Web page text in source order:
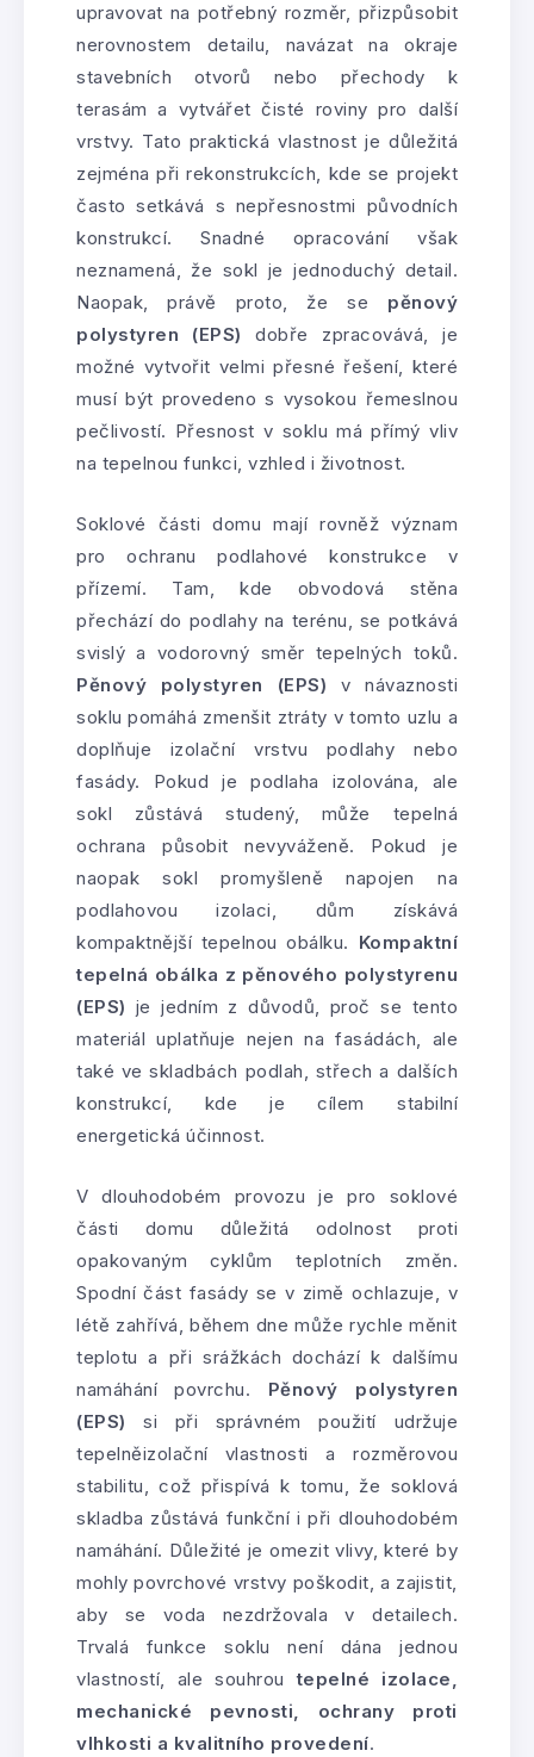
upravovat na potřebný rozměr, přizpůsobit
nerovnostem detailu, navázat na okraje
stavebních otvorů nebo přechody k
terasám a vytvářet čisté roviny pro další
vrstvy. Tato praktická vlastnost je důležitá
zejména při rekonstrukcích, kde se projekt
často setkává s nepřesnostmi původních
konstrukcí. Snadné opracování však
neznamená, že sokl je jednoduchý detail.
Naopak, právě proto, že se pěnový
polystyren (EPS) dobře zpracovává, je
možné vytvořit velmi přesné řešení, které
musí být provedeno s vysokou řemeslnou
pečlivostí. Přesnost v soklu má přímý vliv
na tepelnou funkci, vzhled i životnost.
Soklové části domu mají rovněž význam
pro ochranu podlahové konstrukce v
přízemí. Tam, kde obvodová stěna
přechází do podlahy na terénu, se potkává
svislý a vodorovný směr tepelných toků.
Pěnový polystyren (EPS) v návaznosti
soklu pomáhá zmenšit ztráty v tomto uzlu a
doplňuje izolační vrstvu podlahy nebo
fasády. Pokud je podlaha izolována, ale
sokl zůstává studený, může tepelná
ochrana působit nevyváženě. Pokud je
naopak sokl promyšleně napojen na
podlahovou izolaci, dům získává
kompaktnější tepelnou obálku. Kompaktní
tepelná obálka z pěnového polystyrenu
(EPS) je jedním z důvodů, proč se tento
materiál uplatňuje nejen na fasádách, ale
také ve skladbách podlah, střech a dalších
konstrukcí, kde je cílem stabilní
energetická účinnost.
V dlouhodobém provozu je pro soklové
části domu důležitá odolnost proti
opakovaným cyklům teplotních změn.
Spodní část fasády se v zimě ochlazuje, v
létě zahřívá, během dne může rychle měnit
teplotu a při srážkách dochází k dalšímu
namáhání povrchu. Pěnový polystyren
(EPS) si při správném použití udržuje
tepelněizolační vlastnosti a rozměrovou
stabilitu, což přispívá k tomu, že soklová
skladba zůstává funkční i při dlouhodobém
namáhání. Důležité je omezit vlivy, které by
mohly povrchové vrstvy poškodit, a zajistit,
aby se voda nezdržovala v detailech.
Trvalá funkce soklu není dána jednou
vlastností, ale souhroutepelné izolace,
mechanické pevnosti, ochrany proti
vlhkosti a kvalitního provedení.